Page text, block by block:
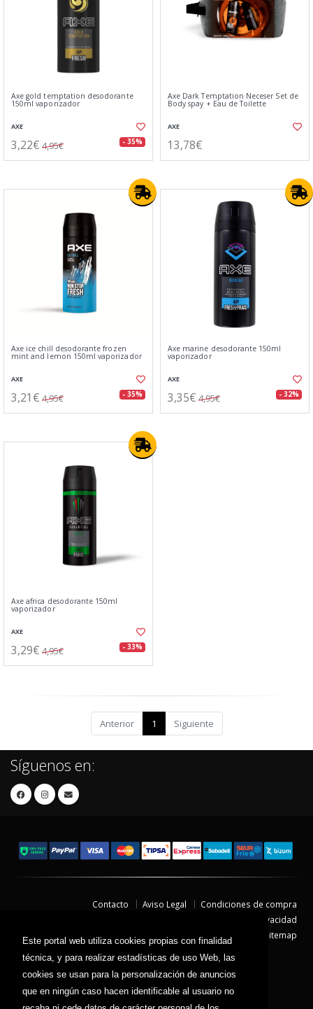
Este portal web utiliza cookies propias con finalidad
técnica, y para realizar estadísticas de uso Web, las
cookies se usan para la personalización de anuncios
que en ningún caso hacen identificable al usuario no
Axe gold temptation desodorante
150ml vaporizador
AXE
3,22€ 4,95€ - 35%
Axe Dark Temptation Neceser Set de
Body spay + Eau de Toilette
AXE
13,78€
Axe ice chill desodorante frozen
mint and lemon 150ml vaporizador
AXE
3,21€ 4,95€ - 35%
Axe marine desodorante 150ml
vaporizador
AXE
3,35€ 4,95€ - 32%
Axe africa desodorante 150ml
vaporizador
AXE
3,29€ 4,95€ - 33%
Anterior 1 Siguiente
Síguenos en:
Contacto Aviso Legal
Condiciones de compra
Política de Privacidad
Política de Cookies
Sitemap
© 2026 - Todos los derechos reservados.